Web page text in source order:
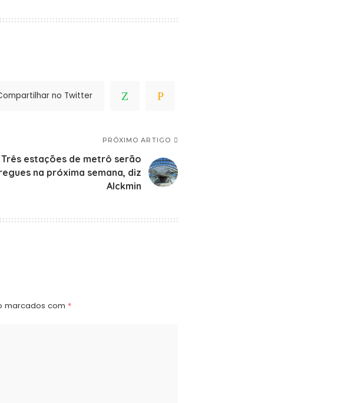
no Twitter
PRÓXIMO ARTIGO
Três estações de metrô serão
na próxima semana, diz
Alckmin
marcados com *